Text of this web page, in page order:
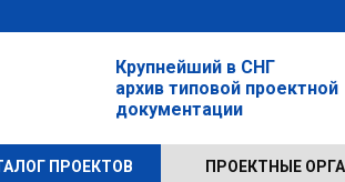
Крупнейший в СНГ
архив типовой проектной
документации
ПРОЕКТОВ ПРОЕКТНЫЕ